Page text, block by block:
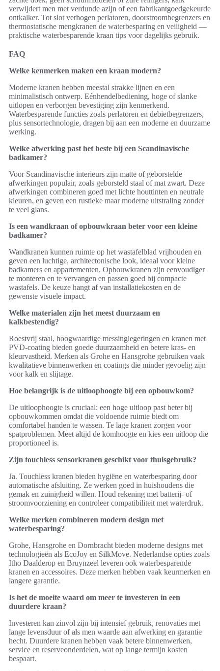
verwijdert men met verdunde azijn of een fabrikantgoedgekeurde
ontkalker. Tot slot verhogen perlatoren, doorstroombegrenzers en
thermostatische mengkranen de waterbesparing en veiligheid —
praktische waterbesparende kraan tips voor dagelijks gebruik.
FAQ
Welke kenmerken maken een kraan modern?
Moderne kranen hebben meestal strakke lijnen en een
minimalistisch ontwerp. Eénhendelbediening, hoge of slanke
uitlopen en verborgen bevestiging zijn kenmerkend.
Waterbesparende functies zoals perlatoren en debietbegrenzers,
plus sensortechnologie, dragen bij aan een moderne en duurzame
werking.
Welke afwerking past het beste bij een Scandinavische
badkamer?
Voor Scandinavische interieurs zijn matte of geborstelde
afwerkingen populair, zoals geborsteld staal of mat zwart. Deze
afwerkingen combineren goed met lichte houttinten en neutrale
kleuren, en geven een rustieke maar moderne uitstraling zonder
te veel glans.
Is een wandkraan of opbouwkraan beter voor een kleine
badkamer?
Wandkranen kunnen ruimte op het wastafelblad vrijhouden en
geven een luchtige, architectonische look, ideaal voor kleine
badkamers en appartementen. Opbouwkranen zijn eenvoudiger
te monteren en te vervangen en passen goed bij compacte
wastafels. De keuze hangt af van installatiekosten en de
gewenste visuele impact.
Welke materialen zijn het meest duurzaam en
kalkbestendig?
Roestvrij staal, hoogwaardige messinglegeringen en kranen met
PVD-coating bieden goede duurzaamheid en betere kras- en
kleurvastheid. Merken als Grohe en Hansgrohe gebruiken vaak
kwalitatieve binnenwerken en coatings die minder gevoelig zijn
voor kalk en slijtage.
Hoe belangrijk is de uitloophoogte bij een opbouwkom?
De uitloophoogte is cruciaal: een hoge uitloop past beter bij
opbouwkommen omdat die voldoende ruimte biedt om
comfortabel handen te wassen. Te lage kranen zorgen voor
spatproblemen. Meet altijd de komhoogte en kies een uitloop die
proportioneel is.
Zijn touchless sensorkranen geschikt voor thuisgebruik?
Ja. Touchless kranen bieden hygiëne en waterbesparing door
automatische afsluiting. Ze werken goed in huishoudens die
gemak en zuinigheid willen. Houd rekening met batterij- of
stroomvoorziening en controleer compatibiliteit met waterdruk.
Welke merken combineren modern design met
waterbesparing?
Grohe, Hansgrohe en Dornbracht bieden moderne designs met
technologieën als EcoJoy en SilkMove. Nederlandse opties zoals
Itho Daalderop en Bruynzeel leveren ook waterbesparende
kranen en accessoires. Deze merken hebben vaak keurmerken en
langere garantie.
Is het de moeite waard om meer te investeren in een
duurdere kraan?
Investeren kan zinvol zijn bij intensief gebruik, renovaties met
lange levensduur of als men waarde aan afwerking en garantie
hecht. Duurdere kranen hebben vaak betere binnenwerken,
service en reserveonderdelen, wat op lange termijn kosten
bespaart.